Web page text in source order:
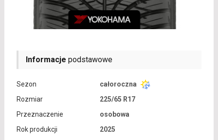
Informacje podstawowe
Sezon
całoroczna
Rozmiar
225/65 R17
Przeznaczenie
osobowa
Rok produkcji
2025